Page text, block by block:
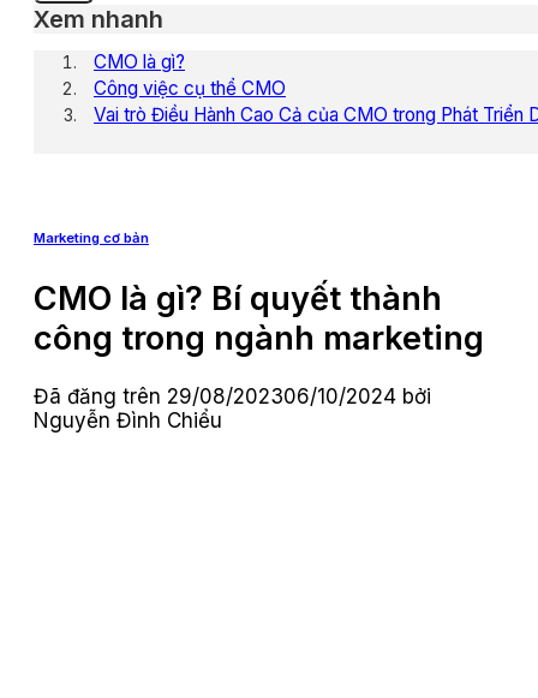
Xem nhanh
CMO là gì?
Công việc cụ thể CMO
Vai trò Điều Hành Cao Cả của CMO trong Phát Triển
Marketing cơ bản
CMO là gì? Bí quyết thành
công trong ngành marketing
Đã đăng trên 29/08/202306/10/2024 bởi
Nguyễn Đình Chiểu